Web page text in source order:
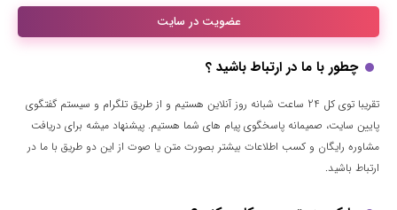
عضویت در سایت
چطور با ما در ارتباط باشید ؟
تقریبا توی کل 24 ساعت شبانه روز آنلاین هستیم و از طریق تلگرام و سیستم گفتگوی
پایین سایت، صمیمانه پاسخگوی پیام های شما هستیم. پیشنهاد میشه برای دریافت
مشاوره رایگان و کسب اطلاعات بیشتر بصورت متن یا صوت از این دو طریق با ما در
ارتباط باشید.